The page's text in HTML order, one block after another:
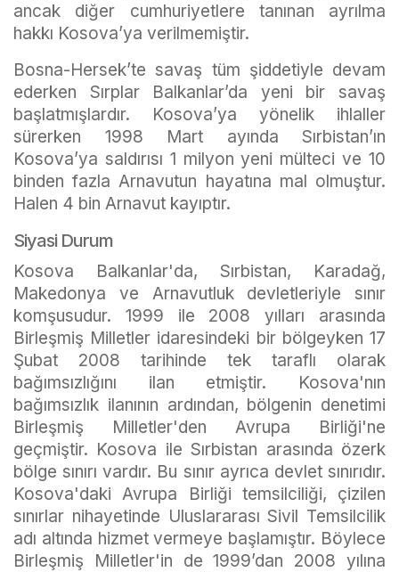
ancak diğer cumhuriyetlere tanınan ayrılma
hakkı Kosova’ya verilmemiştir.
Bosna-Hersek’te savaş tüm şiddetiyle devam
ederken Sırplar Balkanlar’da yeni bir savaş
başlatmışlardır. Kosova’ya yönelik ihlaller
sürerken 1998 Mart ayında Sırbistan’ın
Kosova’ya saldırısı 1 milyon yeni mülteci ve 10
binden fazla Arnavutun hayatına mal olmuştur.
Halen 4 bin Arnavut kayıptır.
Siyasi Durum
Kosova Balkanlar'da, Sırbistan, Karadağ,
Makedonya ve Arnavutluk devletleriyle sınır
komşusudur. 1999 ile 2008 yılları arasında
Birleşmiş Milletler idaresindeki bir bölgeyken 17
Şubat 2008 tarihinde tek taraflı olarak
bağımsızlığını ilan etmiştir. Kosova'nın
bağımsızlık ilanının ardından, bölgenin denetimi
Birleşmiş Milletler'den Avrupa Birliği'ne
geçmiştir. Kosova ile Sırbistan arasında özerk
bölge sınırı vardır. Bu sınır ayrıca devlet sınırıdır.
Kosova'daki Avrupa Birliği temsilciliği, çizilen
sınırlar nihayetinde Uluslararası Sivil Temsilcilik
adı altında hizmet vermeye başlamıştır. Böylece
Birleşmiş Milletler'in de 1999’dan 2008 yılına